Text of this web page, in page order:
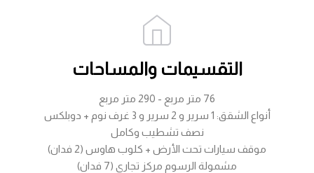
التقسيمات والمساحات
76 متر مربع - 290 متر مربع
أنواع الشقق: 1 سرير و 2 سرير و 3 غرف نوم + دوبلكس
نصف تشطيب وكامل
موقف سيارات تحت الأرض + كلوب هاوس (2 فدان)
مشمولة الرسوم مركز تجاري (7 فدان)